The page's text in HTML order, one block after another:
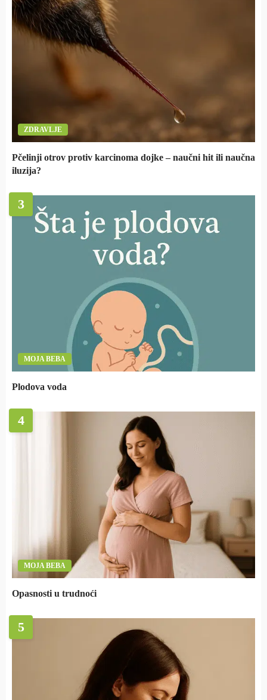
ZDRAVLJE
Pčelinji otrov protiv karcinoma dojke – naučni hit ili naučna
iluzija?
3
MOJA BEBA
Plodova voda
4
MOJA BEBA
Opasnosti u trudnoći
5